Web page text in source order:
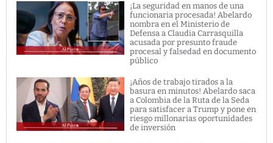
¡La seguridad en manos de una
funcionaria procesada! Abelardo
nombra en el Ministerio de
Defensa a Claudia Carrasquilla
acusada por presunto fraude
procesal y falsedad en documento
público
¡Años de trabajo tirados a la
basura en minutos! Abelardo saca
a Colombia de la Ruta de la Seda
para satisfacer a Trump y pone en
riesgo millonarias oportunidades
de inversión